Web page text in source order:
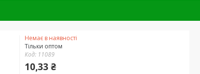
Немає в наявності
Тільки оптом
Код: 11089
10,33 ₴